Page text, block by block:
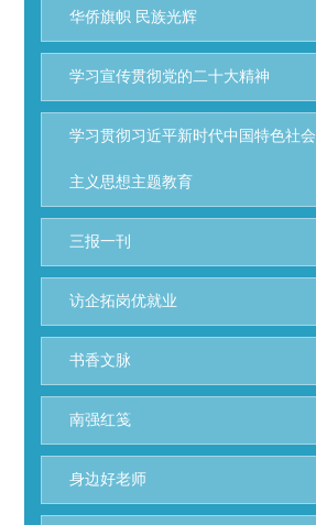
华侨旗帜 民族光辉
学习宣传贯彻党的二十大精神
学习贯彻习近平新时代中国特色社会
主义思想主题教育
三报一刊
访企拓岗优就业
书香文脉
南强红笺
身边好老师